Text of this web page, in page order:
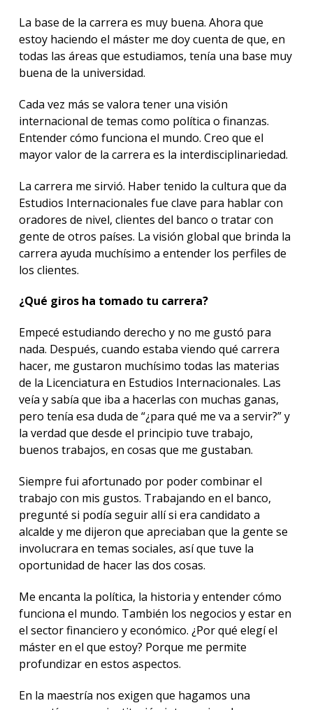
La base de la carrera es muy buena. Ahora que
estoy haciendo el máster me doy cuenta de que, en
todas las áreas que estudiamos, tenía una base muy
buena de la universidad.
Cada vez más se valora tener una visión
internacional de temas como política o finanzas.
Entender cómo funciona el mundo. Creo que el
mayor valor de la carrera es la interdisciplinariedad.
La carrera me sirvió. Haber tenido la cultura que da
Estudios Internacionales fue clave para hablar con
oradores de nivel, clientes del banco o tratar con
gente de otros países. La visión global que brinda la
carrera ayuda muchísimo a entender los perfiles de
los clientes.
¿Qué giros ha tomado tu carrera?
Empecé estudiando derecho y no me gustó para
nada. Después, cuando estaba viendo qué carrera
hacer, me gustaron muchísimo todas las materias
de la Licenciatura en Estudios Internacionales. Las
veía y sabía que iba a hacerlas con muchas ganas,
pero tenía esa duda de “¿para qué me va a servir?” y
la verdad que desde el principio tuve trabajo,
buenos trabajos, en cosas que me gustaban.
Siempre fui afortunado por poder combinar el
trabajo con mis gustos. Trabajando en el banco,
pregunté si podía seguir allí si era candidato a
alcalde y me dijeron que apreciaban que la gente se
involucrara en temas sociales, así que tuve la
oportunidad de hacer las dos cosas.
Me encanta la política, la historia y entender cómo
funciona el mundo. También los negocios y estar en
el sector financiero y económico. ¿Por qué elegí el
máster en el que estoy? Porque me permite
profundizar en estos aspectos.
En la maestría nos exigen que hagamos una